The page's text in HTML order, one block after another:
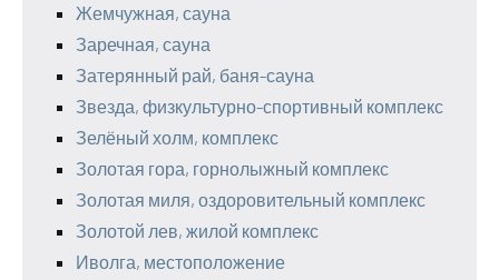
Жемчужная, сауна
Заречная, сауна
Затерянный рай, баня-сауна
Звезда, физкультурно-спортивный комплекс
Зелёный холм, комплекс
Золотая гора, горнолыжный комплекс
Золотая миля, оздоровительный комплекс
Золотой лев, жилой комплекс
Иволга, местоположение